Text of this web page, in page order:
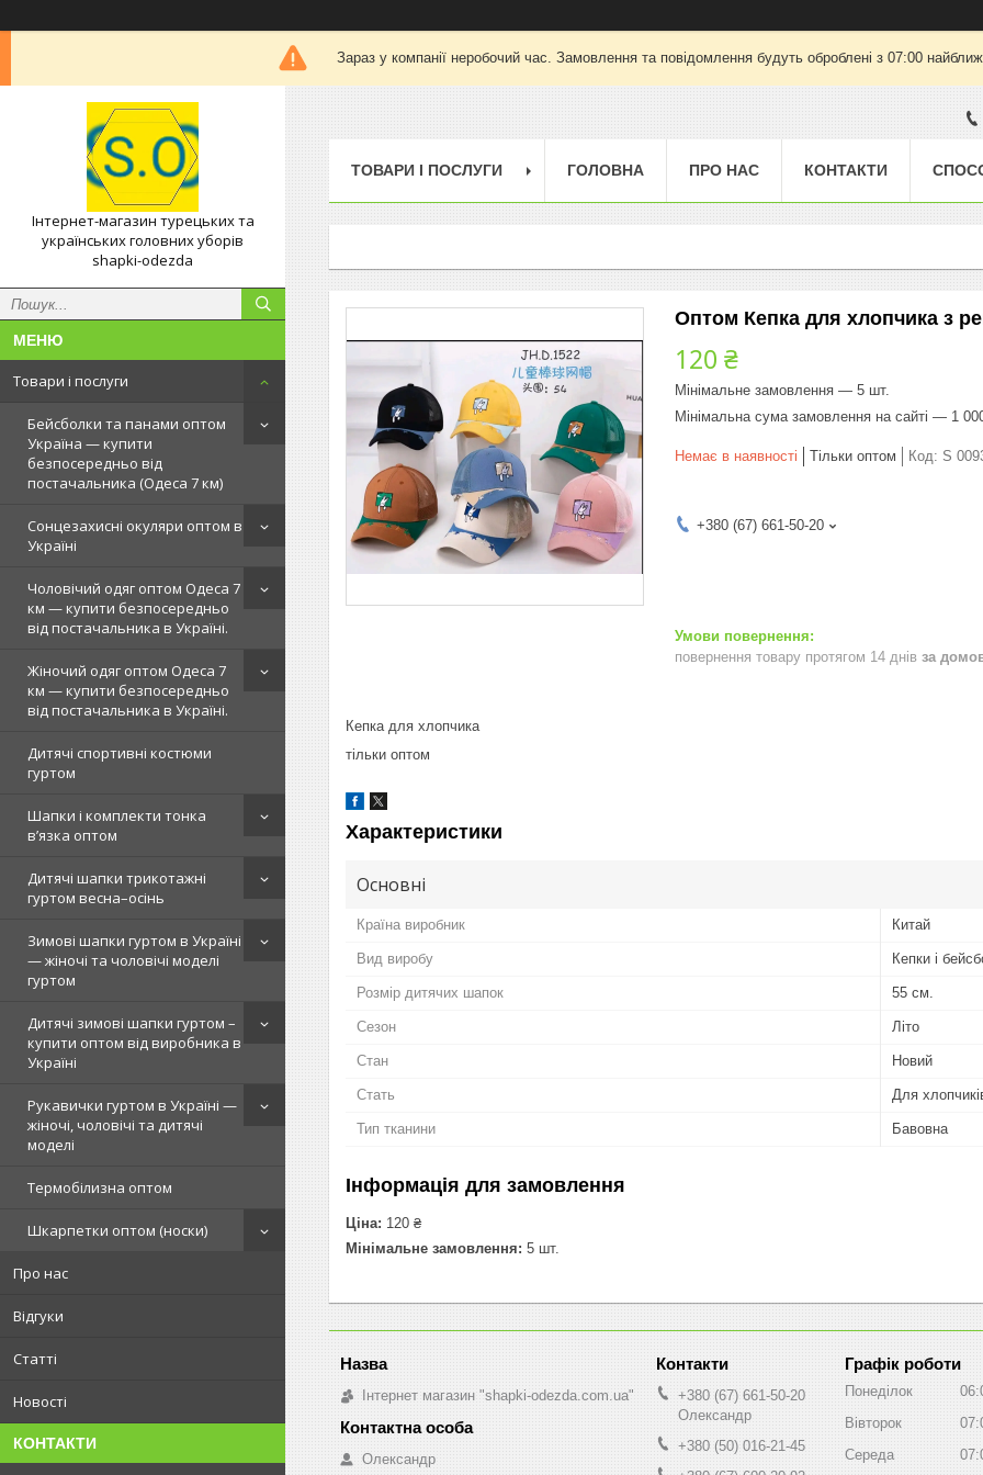
Зараз у компанії неробочий час. Замовлення та повідомлення будуть оброблені з 07:00
Інтернет-магазин турецьких та
українських головних уборів
shapki-odezda
Товари і послуги
Бейсболки та панами оптом
Україна — купити
безпосередньо від
постачальника (Одеса 7 км)
Сонцезахисні окуляри оптом в
Україні
Чоловічий одяг оптом Одеса 7
км — купити безпосередньо
від постачальника в Україні.
Жіночий одяг оптом Одеса 7
км — купити безпосередньо
від постачальника в Україні.
Дитячі спортивні костюми
гуртом
Шапки і комплекти тонка
в’язка оптом
Дитячі шапки трикотажні
гуртом весна–осінь
Зимові шапки гуртом в Україні
— жіночі та чоловічі моделі
гуртом
Дитячі зимові шапки гуртом –
купити оптом від виробника в
Україні
Рукавички гуртом в Україні —
жіночі, чоловічі та дитячі
моделі
Термобілизна оптом
Шкарпетки оптом (носки)
Про нас
Відгуки
Статті
Новості
КОНТАКТИ
ТОВАРИ І ПОСЛУГИ ГОЛОВНА ПРО НАС КОНТАКТИ
Оптом Кепка для хлопчика з
120 ₴
Мінімальне замовлення — 5 шт.
Мінімальна сума замовлення на сайті — 1
Немає в наявності Тільки оптом Код: S
+380 (67) 661-50-20
повернення товару протягом 14 днів за
Кепка для хлопчика
тільки оптом
Характеристики
Основні
Країна виробник Китай
Вид виробу Кепки і
Розмір дитячих шапок 55 см.
Сезон Літо
Стан Новий
Стать Для
Тип тканини Бавовна
Інформація для замовлення
Ціна: 120 ₴
Мінімальне замовлення: 5 шт.
Інтернет магазин "shapki-odezda.com.ua"
Олександр
+380 (67) 661-50-20
Олександр
+380 (50) 016-21-45
Графік роботи
Понеділок
Вівторок
Середа